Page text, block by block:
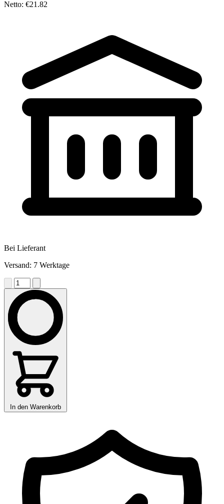
Netto: €21.82
Bei Lieferant
Versand: 7 Werktage
In den Warenkorb